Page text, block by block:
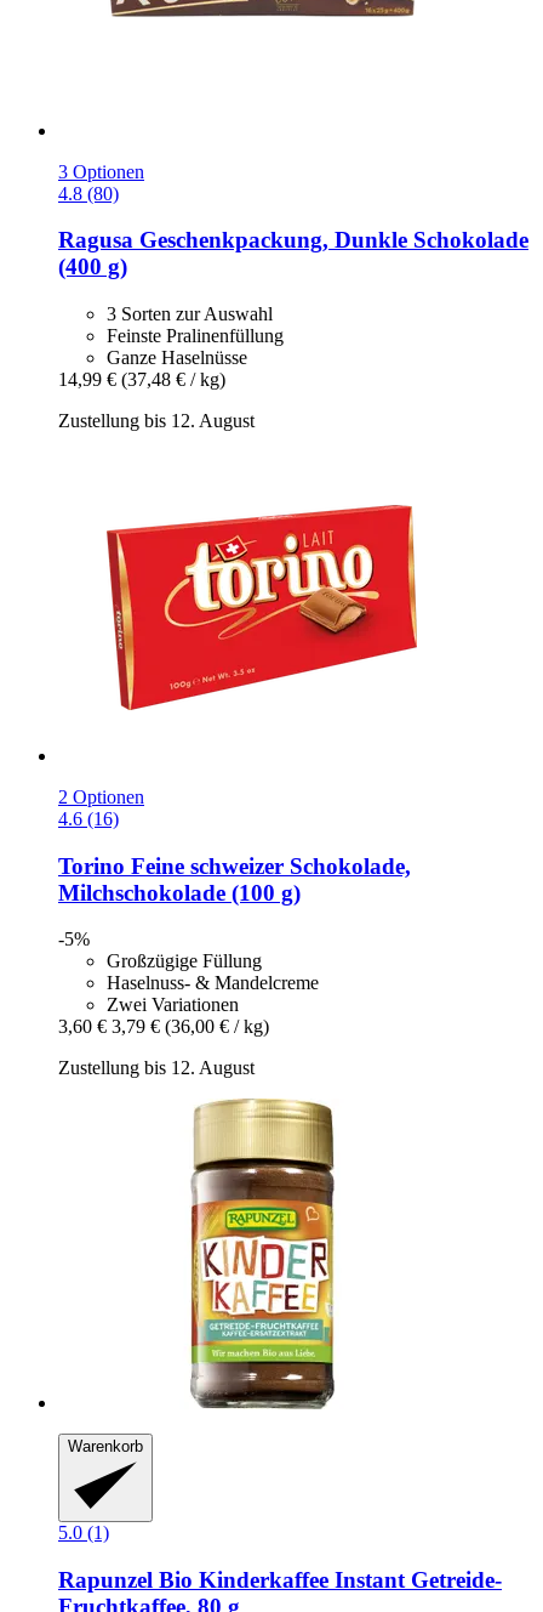
3 Optionen
4.8 (80)
Ragusa Geschenkpackung, Dunkle Schokolade
(400 g)
3 Sorten zur Auswahl
Feinste Pralinenfüllung
Ganze Haselnüsse
14,99 € (37,48 € / kg)
Zustellung bis 12. August
2 Optionen
4.6 (16)
Torino Feine schweizer Schokolade,
Milchschokolade (100 g)
-5%
Großzügige Füllung
Haselnuss- & Mandelcreme
Zwei Variationen
3,60 € 3,79 € (36,00 € / kg)
Zustellung bis 12. August
Warenkorb
5.0 (1)
Rapunzel Bio Kinderkaffee Instant Getreide-​
Fruchtkaffee, 80 g